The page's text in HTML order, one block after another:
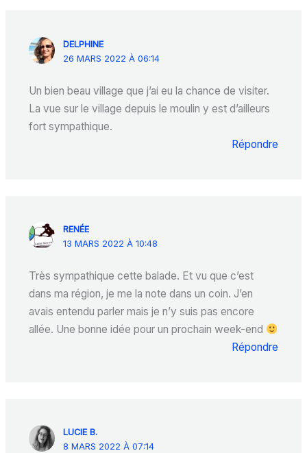
DELPHINE
26 MARS 2022 À 06:14
Un bien beau village que j’ai eu la chance de visiter.
La vue sur le village depuis le moulin y est d’ailleurs
fort sympathique.
Répondre
RENÉE
13 MARS 2022 À 10:48
Très sympathique cette balade. Et vu que c’est
dans ma région, je me la note dans un coin. J’en
avais entendu parler mais je n’y suis pas encore
allée. Une bonne idée pour un prochain week-end
Répondre
LUCIE B.
8 MARS 2022 À 07:14